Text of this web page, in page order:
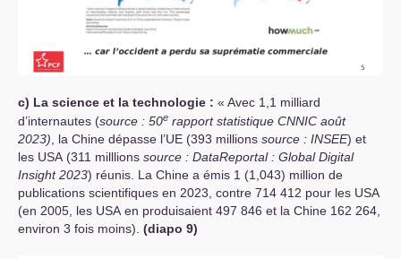
c) La science et la technologie : « Avec 1,1 milliard
d’internautes (source : 50e rapport statistique CNNIC août
2023) , la Chine dépasse l’UE (393 millions source : INSEE) et
les USA (311 milllions source : DataReportal : Global Digital
Insight 2023) réunis. La Chine a émis 1 (1,043) million de
publications scientifiques en 2023, contre 714 412 pour les USA
(en 2005, les USA en produisaient 497 846 et la Chine 162 264,
environ 3 fois moins). (diapo 9)